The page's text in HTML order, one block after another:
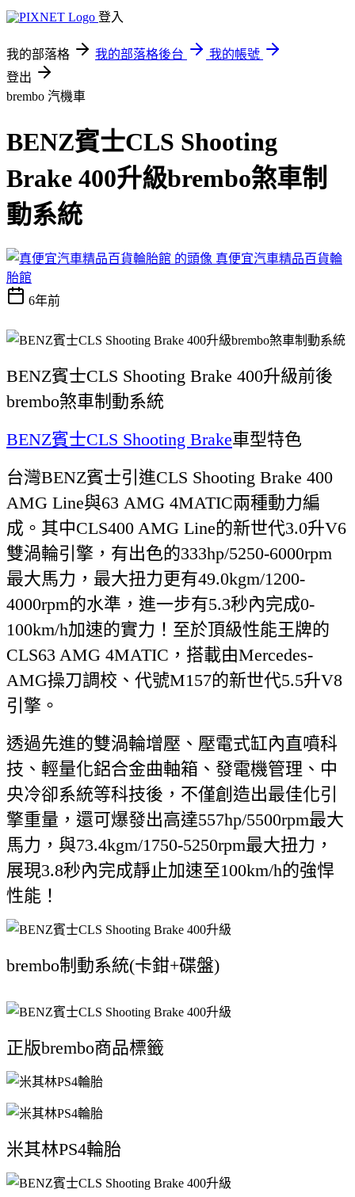
登入
我的部落格 我的部落格後台
我的帳號
登出
brembo 汽機車
BENZ賓士CLS Shooting
Brake 400升級brembo煞車制
動系統
真便宜汽車精品百貨輪
胎館
6年前
BENZ賓士CLS Shooting Brake 400升級前後
brembo煞車制動系統
BENZ賓士CLS Shooting Brake車型特色
台灣BENZ賓士引進CLS Shooting Brake 400
AMG Line與63 AMG 4MATIC兩種動力編
成。其中CLS400 AMG Line的新世代3.0升V6
雙渦輪引擎，有出色的333hp/5250-6000rpm
最大馬力，最大扭力更有49.0kgm/1200-
4000rpm的水準，進一步有5.3秒內完成0-
100km/h加速的實力！至於頂級性能王牌的
CLS63 AMG 4MATIC，搭載由Mercedes-
AMG操刀調校、代號M157的新世代5.5升V8
引擎。
透過先進的雙渦輪增壓、壓電式缸內直噴科
技、輕量化鋁合金曲軸箱、發電機管理、中
央冷卻系統等科技後，不僅創造出最佳化引
擎重量，還可爆發出高達557hp/5500rpm最大
馬力，與73.4kgm/1750-5250rpm最大扭力，
展現3.8秒內完成靜止加速至100km/h的強悍
性能！
brembo制動系統(卡鉗+碟盤)
正版brembo商品標籤
米其林PS4輪胎